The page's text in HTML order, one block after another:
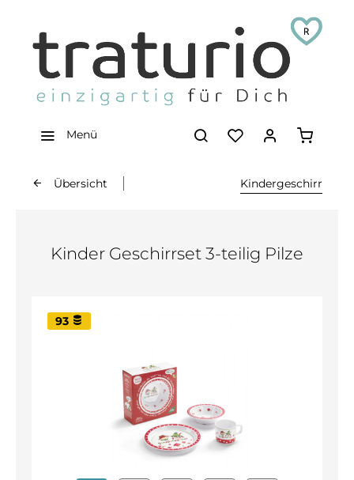
Menü
Übersicht Kindergeschirr
Kinder Geschirrset 3-teilig Pilze
93